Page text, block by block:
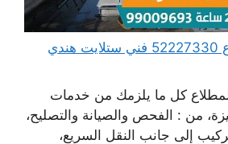
فني ستلايت المطلاع 52227330 فني ستلايت هندي
كل ما يلزمك من خدمات
من : الفحص والصيانة والتصليح،
إلى جانب النقل السريع،